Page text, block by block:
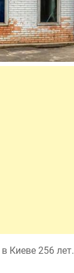
в Киеве 256 лет.